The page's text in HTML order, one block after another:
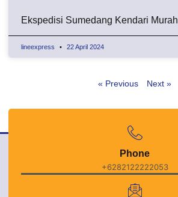
Ekspedisi Sumedang Kendari Murah
lineexpress 22 April 2024
« Previous Next »
Phone
+6282122222053